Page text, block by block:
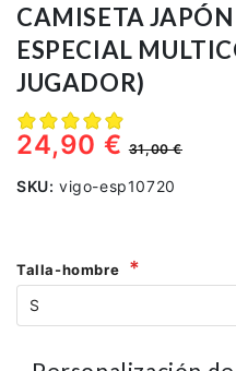
CAMISETA
ESPECIAL
JUGADOR)
24,90 €31,00 €
SKU: vigo-esp10720
Talla-hombre